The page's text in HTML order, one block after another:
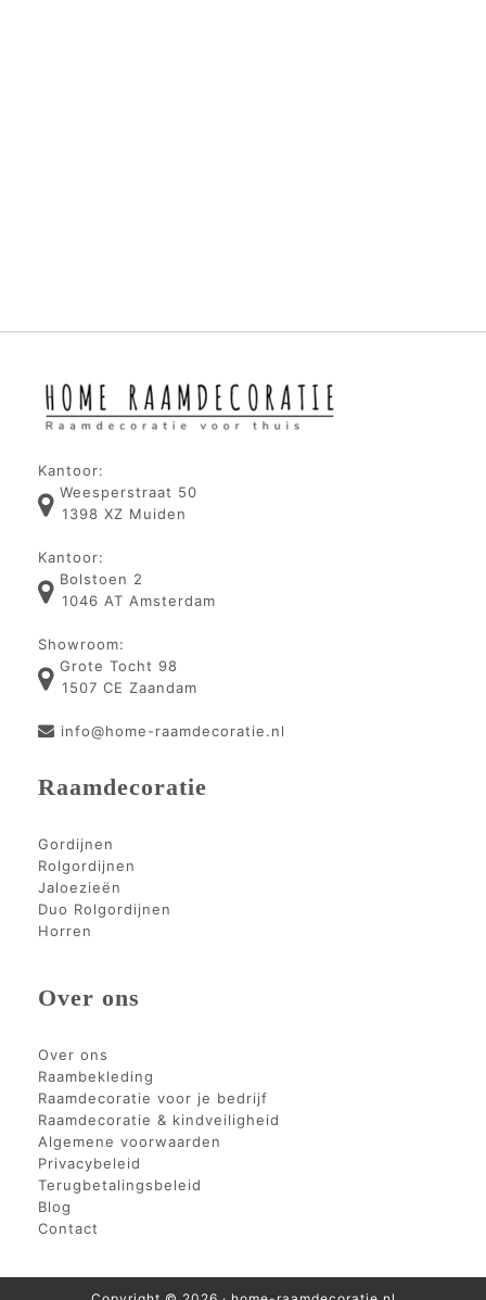
Kantoor:
Weesperstraat 50
1398 XZ Muiden
Kantoor:
Bolstoen 2
1046 AT Amsterdam
Showroom:
Grote Tocht 98
1507 CE Zaandam
info@home-raamdecoratie.nl
Raamdecoratie
Gordijnen
Rolgordijnen
Jaloezieën
Duo Rolgordijnen
Horren
Over ons
Over ons
Raambekleding
Raamdecoratie voor je bedrijf
Raamdecoratie & kindveiligheid
Algemene voorwaarden
Privacybeleid
Terugbetalingsbeleid
Blog
Contact